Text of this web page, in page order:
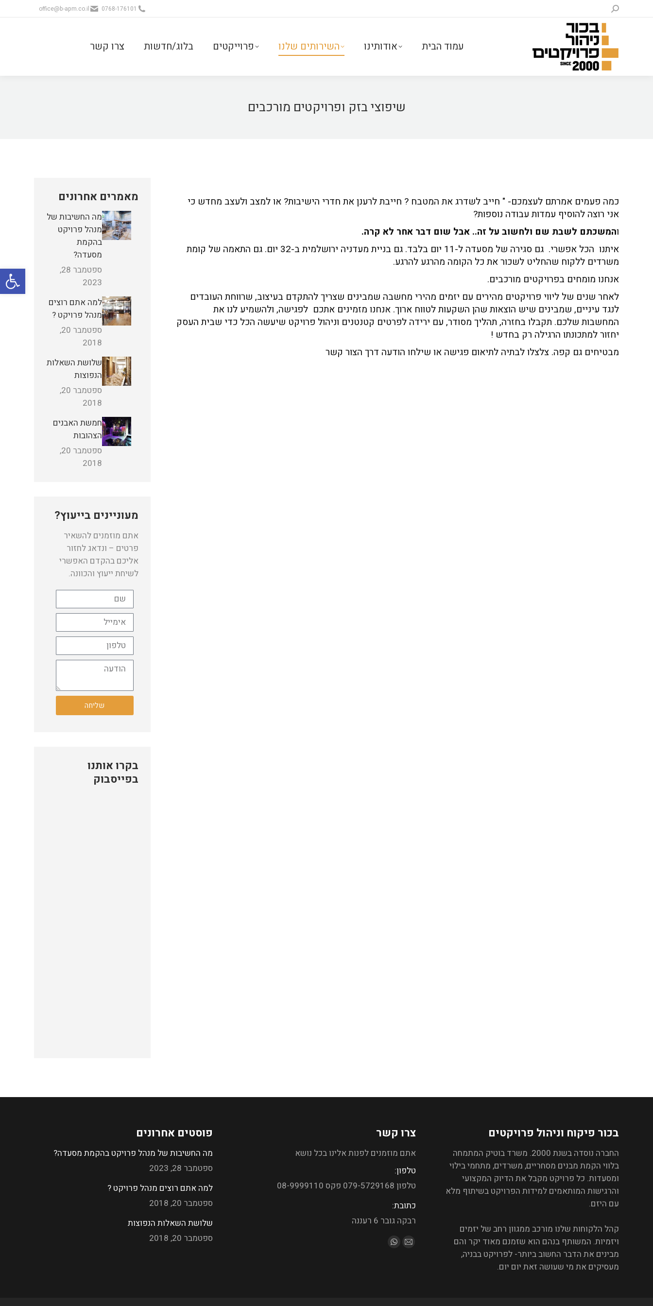
0768-176101
office@b-apm.co.il
עמוד הבית אודותינו השירותים שלנו פרוייקטים בלוג/חדשות צרו קשר
שיפוצי בזק ופרויקטים מורכבים
כמה פעמים אמרתם לעצמכם- " חייב לשדרג את המטבח ? חייבת לרענן את חדרי הישיבות? או למצב ולעצב מחדש כי
אני רוצה להוסיף עמדות עבודה נוספות?
והמשכתם לשבת שם ולחשוב על זה.. אבל שום דבר אחר לא קרה.
איתנו הכל אפשרי. גם סגירה של מסעדה ל-11 יום בלבד. גם בניית מעדניה ירושלמית ב-32 יום. גם התאמה של קומת
משרדים ללקוח שהחליט לשכור את כל הקומה מהרגע להרגע.
אנחנו מומחים בפרויקטים מורכבים.
לאחר שנים של ליווי פרויקטים מהירים עם יזמים מהירי מחשבה שמבינים שצריך להתקדם בעיצוב, שרווחת העובדים
לנגד עיניים, שמבינים שיש הוצאות שהן השקעות לטווח ארוך. אנחנו מזמינים אתכם לפגישה, ולהשמיע לנו את
המחשבות שלכם. תקבלו בחזרה, תהליך מסודר, עם ירידה לפרטים קטנטנים וניהול פרויקט שיעשה הכל כדי שבית העסק
יחזור למתכונתו הרגילה רק בחדש !
מבטיחים גם קפה. צלצלו לבתיה לתיאום פגישה או שילחו הודעה דרך הצור קשר
מאמרים אחרונים
מה החשיבות של
מנהל פרויקט
בהקמת
מסעדה?
ספטמבר 28,
2023
למה אתם רוצים
מנהל פרויקט ?
ספטמבר 20,
2018
שלושת השאלות
הנפוצות
ספטמבר 20,
2018
חמשת האבנים
הצהובות
ספטמבר 20,
2018
מעוניינים בייעוץ?
אתם מוזמנים להשאיר
פרטים – ונדאג לחזור
אליכם בהקדם האפשרי
לשיחת ייעוץ והכוונה.
שליחה
בקרו אותנו
בפייסבוק
בכור פיקוח וניהול פרויקטים
החברה נוסדה בשנת 2000. משרד בוטיק המתמחה
בלווי הקמת מבנים מסחריים, משרדים, מתחמי בילוי
ומסעדות. כל פרויקט מקבל את הדיוק המקצועי
והרגישות המותאמים למידות הפרויקט בשיתוף מלא
עם היזם.
קהל הלקוחות שלנו מורכב ממגוון רחב של יזמים
ויזמיות. המשותף בנהם הוא שזמנם מאוד יקר והם
מבינים את הדבר החשוב ביותר- לפרויקט בבניה,
מעסיקים את מי שעושה זאת יום יום.
צרו קשר
אתם מוזמנים לפנות אלינו בכל נושא
טלפון:
טלפון 079-5729168 פקס 08-9999110
כתובת:
רבקה גובר 6 רעננה
מצא אותנו ב:
פוסטים אחרונים
מה החשיבות של מנהל פרויקט בהקמת מסעדה?
ספטמבר 28, 2023
למה אתם רוצים מנהל פרויקט ?
ספטמבר 20, 2018
שלושת השאלות הנפוצות
ספטמבר 20, 2018